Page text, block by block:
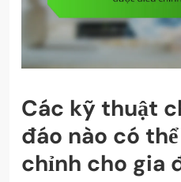
Các kỹ thuật
đáo nào có
chỉnh cho gia